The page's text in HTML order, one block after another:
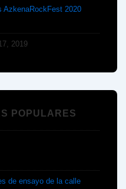
AzkenaRockFest 2020
2019
POPULARES
de ensayo de la calle